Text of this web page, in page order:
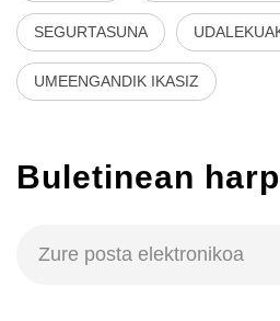
SEGURTASUNA
UMEENGANDIK IKASIZ
Buletinean